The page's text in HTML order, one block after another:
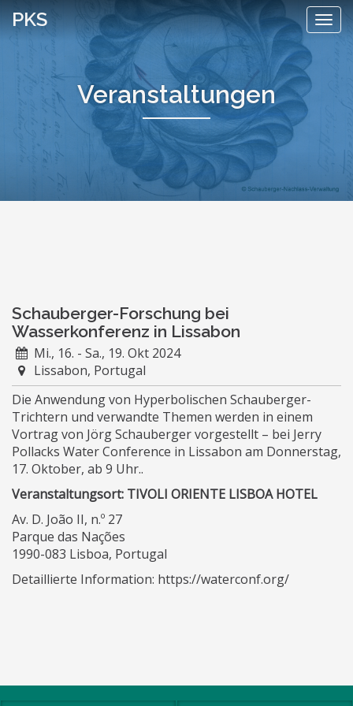
Skip
to PKS
Veranstaltungen
Schauberger-Forschung bei
Wasserkonferenz in Lissabon
Mi., 16. - Sa., 19. Okt 2024
Lissabon, Portugal
Die Anwendung von Hyperbolischen Schauberger-
Trichtern und verwandte Themen werden in einem
Vortrag von Jörg Schauberger vorgestellt – bei Jerry
Pollacks Water Conference in Lissabon am Donnerstag,
17. Oktober, ab 9 Uhr..
Veranstaltungsort: TIVOLI ORIENTE LISBOA HOTEL
Av. D. João II, n.º 27
Parque das Nações
1990-083 Lisboa, Portugal
Detaillierte Information: https://waterconf.org/